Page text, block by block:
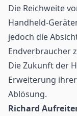
Die Reichweite
Handheld-
jedoch die
Endverbraucher
Die Zukunft der
Erweiterung
Ablösung.
Richard